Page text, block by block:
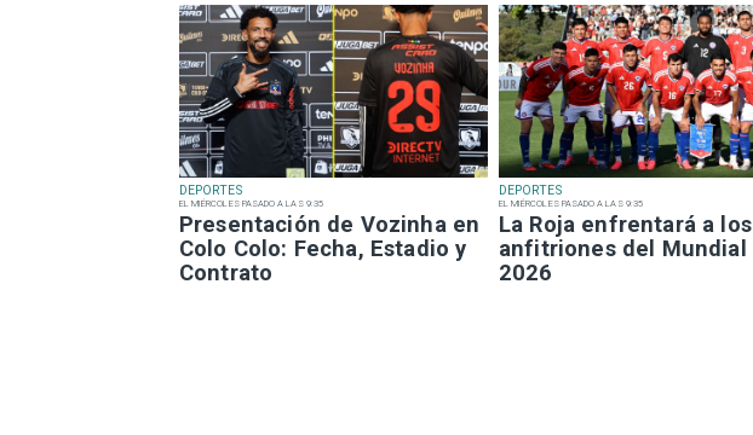
DEPORTES
EL MIÉRCOLES PASADO A LAS 9:35
Presentación de Vozinha en
Colo Colo: Fecha, Estadio y
Contrato
DEPORTES
EL MIÉRCOLES PASADO A LAS 9:35
La Roja enfrentará a los
anfitriones del Mundial
2026